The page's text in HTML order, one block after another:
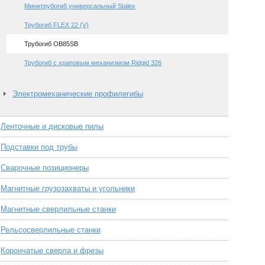
Минитрубогиб универсальный Stalex
Трубогиб FLEX 22 (V)
Трубогиб OB85SB
Трубогиб с храповым механизмом Ridgid 326
Электромеханические профилегибы
Ленточные и дисковые пилы
Подставки под трубы
Сварочные позиционеры
Магнитные грузозахваты и угольники
Магнитные сверлильные станки
Рельсосверлильные станки
Корончатые сверла и фрезы